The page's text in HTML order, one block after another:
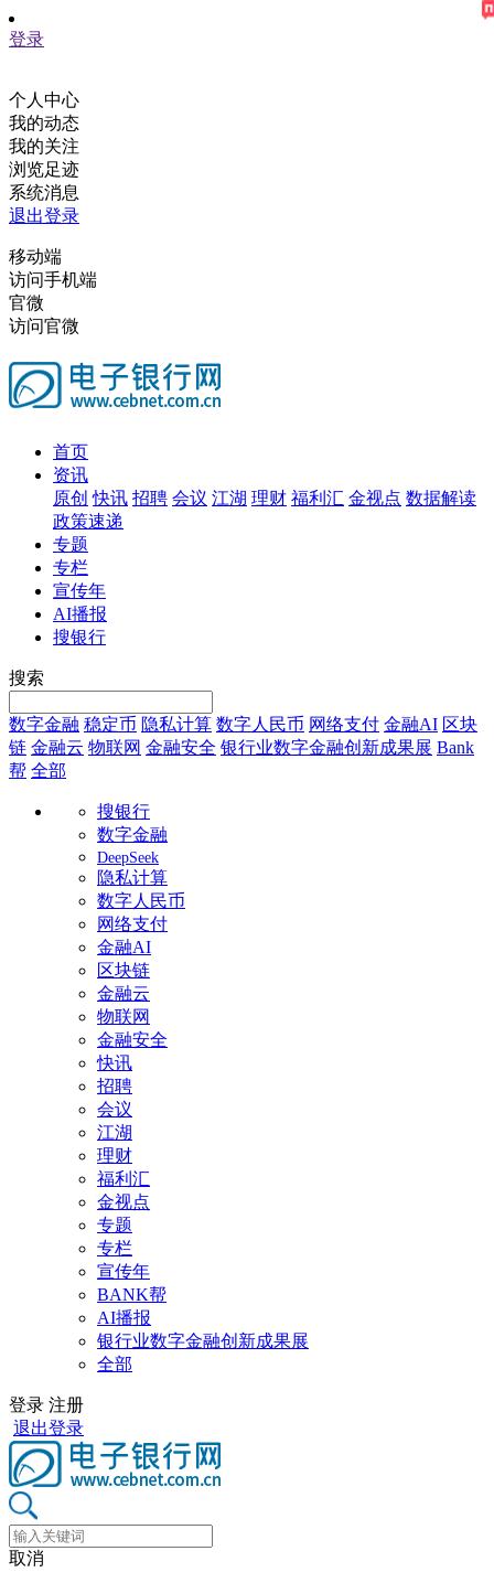
登录
个人中心
我的动态
我的关注
浏览足迹
系统消息
退出登录
移动端
访问手机端
官微
访问官微
首页
资讯
原创 快讯 招聘 会议 江湖 理财 福利汇 金视点 数据解读
政策速递
专题
专栏
宣传年
AI播报
搜银行
搜索
数字金融 稳定币 隐私计算 数字人民币 网络支付 金融AI 区块
链 金融云 物联网 金融安全 银行业数字金融创新成果展 Bank
帮 全部
搜银行
数字金融
DeepSeek
隐私计算
数字人民币
网络支付
金融AI
区块链
金融云
物联网
金融安全
快讯
招聘
会议
江湖
理财
福利汇
金视点
专题
专栏
宣传年
BANK帮
AI播报
银行业数字金融创新成果展
全部
登录 注册
退出登录
取消